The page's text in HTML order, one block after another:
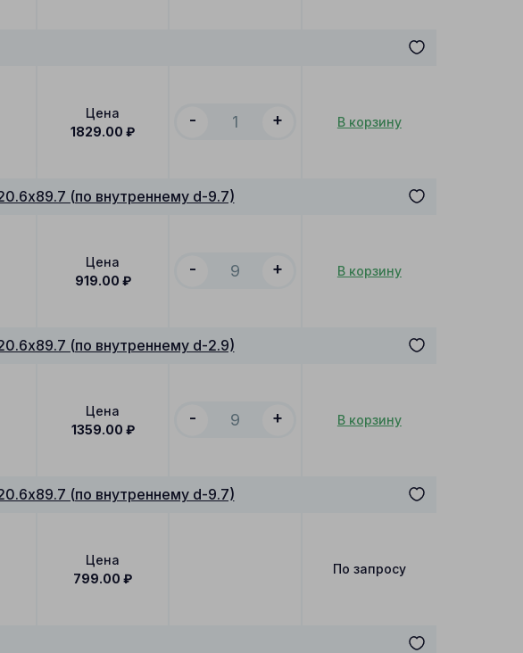
Цена
1829.00 ₽
- + В корзину
(по внутреннему d-9.7)
Цена
919.00 ₽
- + В корзину
(по внутреннему d-2.9)
Цена
1359.00 ₽
- + В корзину
(по внутреннему d-9.7)
Цена
799.00 ₽
По запросу